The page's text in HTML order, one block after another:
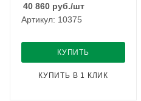
40 860 руб./шт
Артикул: 10375
КУПИТЬ
КУПИТЬ В 1 КЛИК